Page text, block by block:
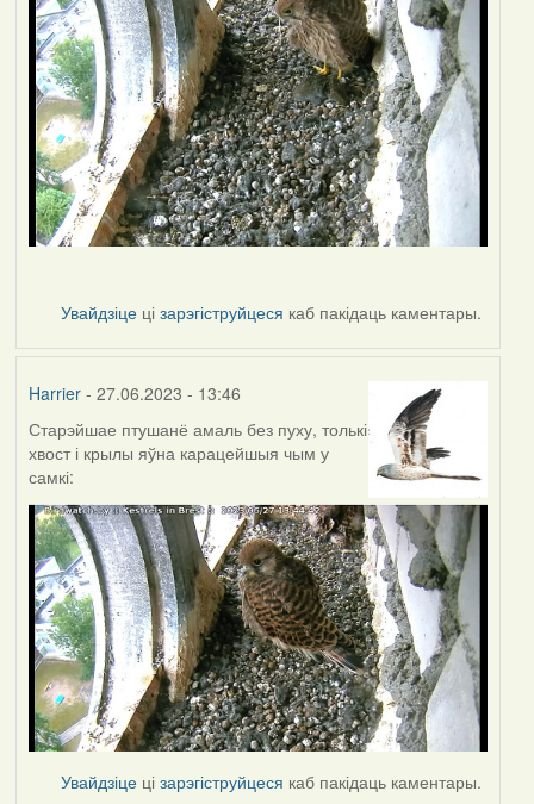
Увайдзіце цізарэгіструйцеся каб пакідаць каментары.
Harrier- 27.06.2023 - 13:46
Старэйшае птушанё амаль без пуху, толькі
хвост і крылы яўна карацейшыя чым у
самкі:
Увайдзіце цізарэгіструйцеся каб пакідаць каментары.